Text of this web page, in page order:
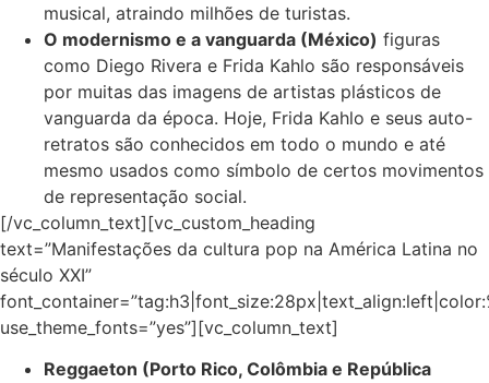
musical, atraindo milhões de turistas.
O modernismo e a vanguarda (México) figuras
como Diego Rivera e Frida Kahlo são responsáveis
por muitas das imagens de artistas plásticos de
vanguarda da época. Hoje, Frida Kahlo e seus auto-
retratos são conhecidos em todo o mundo e até
mesmo usados como símbolo de certos movimentos
de representação social.
[/vc_column_text][vc_custom_heading
text=”Manifestações da cultura pop na América Latina no
século XXI”
use_theme_fonts=”yes”][vc_column_text]
Reggaeton (Porto Rico, Colômbia e República